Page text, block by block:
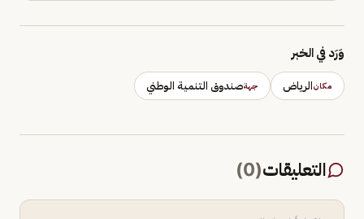
وَرَد في الخبر
مكانالرياض جهةصندوق التنمية الوطني
التعليقات(
0
)